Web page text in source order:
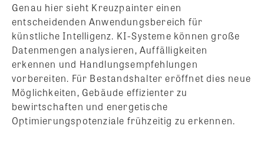
Genau hier sieht Kreuzpainter einen
entscheidenden Anwendungsbereich für
künstliche Intelligenz. KI-Systeme können große
Datenmengen analysieren, Auffälligkeiten
erkennen und Handlungsempfehlungen
vorbereiten. Für Bestandshalter eröffnet dies neue
Möglichkeiten, Gebäude effizienter zu
bewirtschaften und energetische
Optimierungspotenziale frühzeitig zu erkennen.